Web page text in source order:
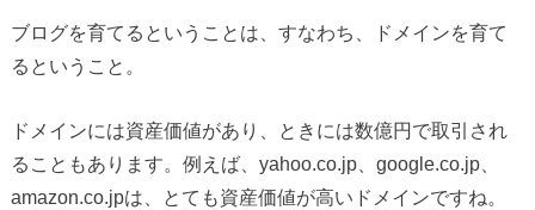
ブログを育てるということは、すなわち、ドメインを育て
るということ。
ドメインには資産価値があり、ときには数億円で取引され
ることもあります。例えば、yahoo.co.jp、google.co.jp、
amazon.co.jpは、とても資産価値が高いドメインですね。